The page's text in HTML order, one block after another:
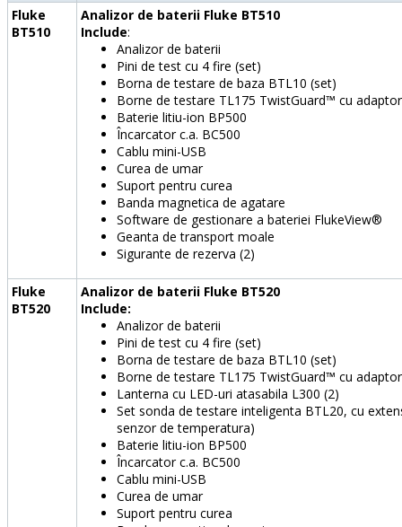
Fluke
BT510
Analizor de baterii Fluke BT510
Include:
Analizor de baterii
Pini de test cu 4 fire (set)
Borna de testare de baza BTL10 (set)
Borne de testare TL175 TwistGuard™ cu adaptor
Baterie litiu-ion BP500
Încarcator c.a. BC500
Cablu mini-USB
Curea de umar
Suport pentru curea
Banda magnetica de agatare
Software de gestionare a bateriei FlukeView®
Geanta de transport moale
Sigurante de rezerva (2)
Fluke
BT520
Analizor de baterii Fluke BT520
Include:
Analizor de baterii
Pini de test cu 4 fire (set)
Borna de testare de baza BTL10 (set)
Borne de testare TL175 TwistGuard™ cu adaptor
Lanterna cu LED-uri atasabila L300 (2)
Set sonda de testare inteligenta BTL20, cu
senzor de temperatura)
Baterie litiu-ion BP500
Încarcator c.a. BC500
Cablu mini-USB
Curea de umar
Suport pentru curea